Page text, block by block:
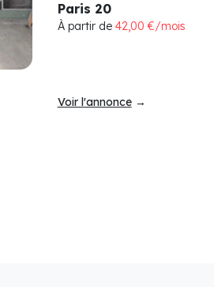
Paris 20
À partir de 42,00 €/mois
Voir l'annonce→